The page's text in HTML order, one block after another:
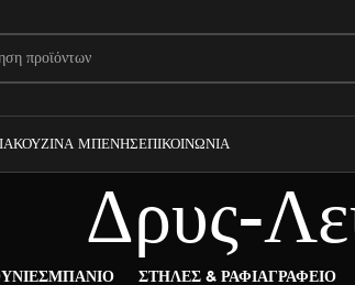
ΚΟΥΖΊΝΑ ΜΠΕΝΉΣΕΠΙΚΟΙΝΩΝΊΑ
Δρυς-
ΜΠΆΝΙΟ ΣΤΉΛΕΣ & ΡΆΦΙΑΓΡΑΦΕΊΟ